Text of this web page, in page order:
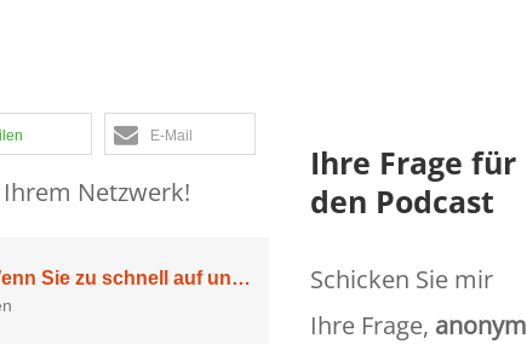
E-Mail
Ihrem Netzwerk!
Ihre Frage für
den Podcast
Schicken Sie mir
Ihre Frage, anonym